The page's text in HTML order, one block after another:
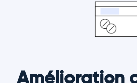
Amélioration